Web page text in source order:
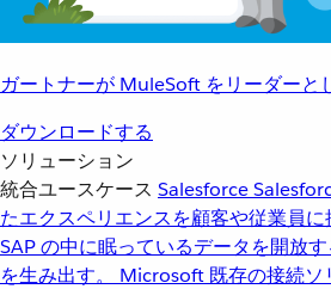
ガートナーが MuleSoft をリーダーと
ダウンロードする
ソリューション
統合ユースケース Salesforce
たエクスペリエンスを顧客や従業員に
SAP の中に眠っているデータを開放
を生み出す。
Microsoft 既存の接続ソ